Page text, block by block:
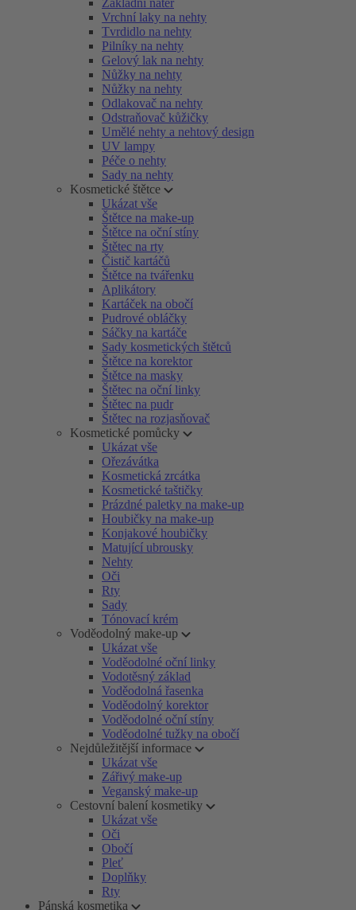
Základní nátěr
Vrchní laky na nehty
Tvrdidlo na nehty
Pilníky na nehty
Gelový lak na nehty
Nůžky na nehty
Nůžky na nehty
Odlakovač na nehty
Odstraňovač kůžičky
Umělé nehty a nehtový design
UV lampy
Péče o nehty
Sady na nehty
Kosmetické štětce
Ukázat vše
Štětce na make-up
Štětce na oční stíny
Štětec na rty
Čistič kartáčů
Štětce na tvářenku
Aplikátory
Kartáček na obočí
Pudrové obláčky
Sáčky na kartáče
Sady kosmetických štětců
Štětce na korektor
Štětce na masky
Štětec na oční linky
Štětec na pudr
Štětec na rozjasňovač
Kosmetické pomůcky
Ukázat vše
Ořezávátka
Kosmetická zrcátka
Kosmetické taštičky
Prázdné paletky na make-up
Houbičky na make-up
Konjakové houbičky
Matující ubrousky
Nehty
Oči
Rty
Sady
Tónovací krém
Voděodolný make-up
Ukázat vše
Voděodolné oční linky
Vodotěsný základ
Voděodolná řasenka
Voděodolný korektor
Voděodolné oční stíny
Voděodolné tužky na obočí
Nejdůležitější informace
Ukázat vše
Zářivý make-up
Veganský make-up
Cestovní balení kosmetiky
Ukázat vše
Oči
Obočí
Pleť
Doplňky
Rty
Pánská kosmetika